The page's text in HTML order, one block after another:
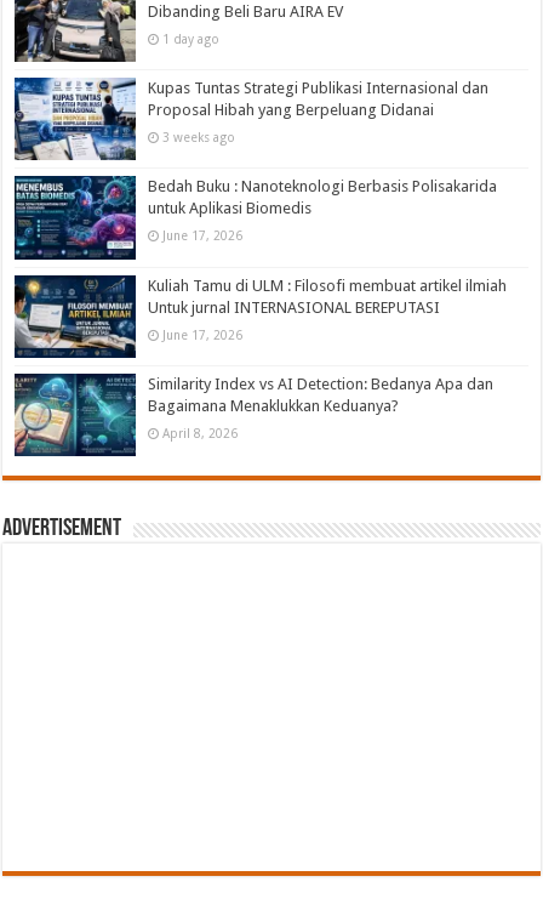
Dibanding Beli Baru AIRA EV
1 day ago
Kupas Tuntas Strategi Publikasi Internasional dan
Proposal Hibah yang Berpeluang Didanai
3 weeks ago
Bedah Buku : Nanoteknologi Berbasis Polisakarida
untuk Aplikasi Biomedis
June 17, 2026
Kuliah Tamu di ULM : Filosofi membuat artikel ilmiah
Untuk jurnal INTERNASIONAL BEREPUTASI
June 17, 2026
Similarity Index vs AI Detection: Bedanya Apa dan
Bagaimana Menaklukkan Keduanya?
April 8, 2026
Advertisement